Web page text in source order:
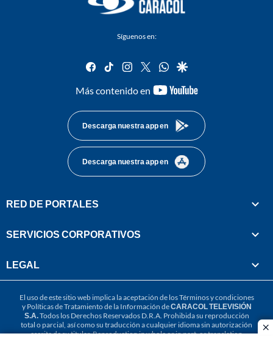
Síguenos en:
facebook
tiktok instagram
twitterwhatsapp
google
Más contenido en
youtube-
Descarga nuestra app en
Descarga nuestra app en
RED DE PORTALES
SERVICIOS CORPORATIVOS
LEGAL
El uso de este sitio web implica la aceptación de losTérminos y condiciones
y Políticas de Tratamiento de la Información deCARACOL TELEVISIÓN
S.A.Todos los Derechos Reservados D.R.A. Prohibida su reproducción
total o parcial, así como su traducción a cualquier idioma sin autorización
escrita de su titular. Reproduction in whole or in part, or translation